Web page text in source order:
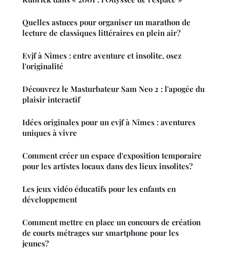
Quelles astuces pour organiser un marathon de
lecture de classiques littéraires en plein air?
Evjf à Nîmes : entre aventure et insolite, osez
l'originalité
Découvrez le Masturbateur Sam Neo 2 : l'apogée du
plaisir interactif
Idées originales pour un evjf à Nîmes : aventures
uniques à vivre
Comment créer un espace d'exposition temporaire
pour les artistes locaux dans des lieux insolites?
Les jeux vidéo éducatifs pour les enfants en
développement
Comment mettre en place un concours de création
de courts métrages sur smartphone pour les
jeunes?